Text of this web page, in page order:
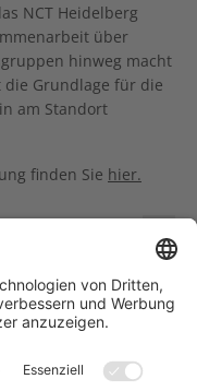
NCT Heidelberg
über
hinweg macht
Grundlage für die
am Standort
finden Sie hier.